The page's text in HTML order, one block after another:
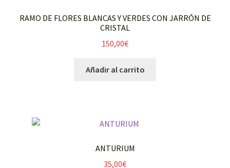
RAMO DE FLORES BLANCAS Y VERDES CON JARRÓN DE
CRISTAL
150,00€
Añadir al carrito
ANTURIUM
35,00€